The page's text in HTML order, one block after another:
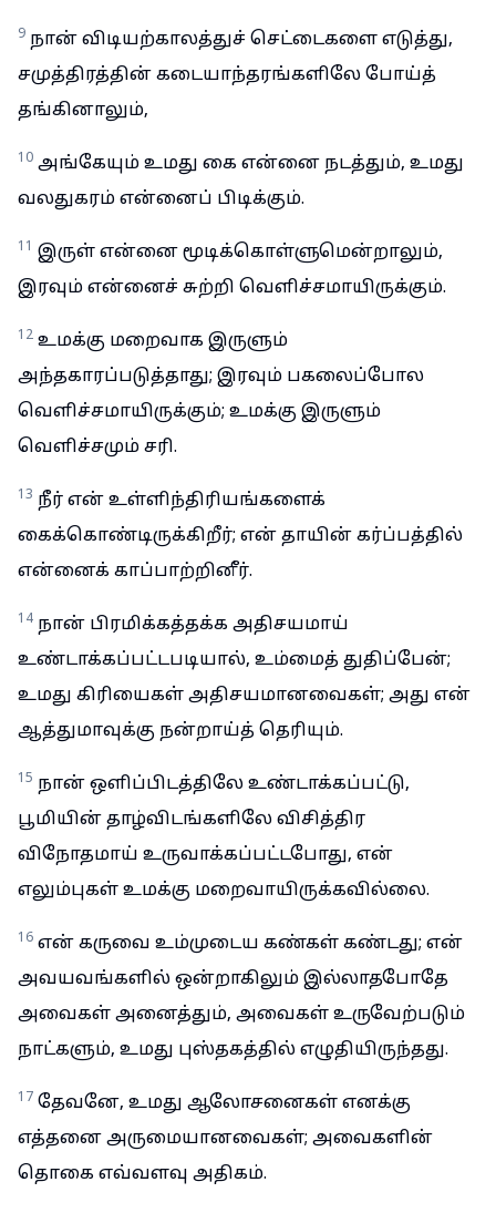
9 நான் விடியற்காலத்துச் செட்டைகளை எடுத்து,
சமுத்திரத்தின் கடையாந்தரங்களிலே போய்த்
தங்கினாலும்,
10 அங்கேயும் உமது கை என்னை நடத்தும், உமது
வலதுகரம் என்னைப் பிடிக்கும்.
11 இருள் என்னை மூடிக்கொள்ளுமென்றாலும்,
இரவும் என்னைச் சுற்றி வெளிச்சமாயிருக்கும்.
12 உமக்கு மறைவாக இருளும்
அந்தகாரப்படுத்தாது; இரவும் பகலைப்போல
வெளிச்சமாயிருக்கும்; உமக்கு இருளும்
வெளிச்சமும் சரி.
13 நீர் என் உள்ளிந்திரியங்களைக்
கைக்கொண்டிருக்கிறீர்; என் தாயின் கர்ப்பத்தில்
என்னைக் காப்பாற்றினீர்.
14 நான் பிரமிக்கத்தக்க அதிசயமாய்
உண்டாக்கப்பட்டபடியால், உம்மைத் துதிப்பேன்;
உமது கிரியைகள் அதிசயமானவைகள்; அது என்
ஆத்துமாவுக்கு நன்றாய்த் தெரியும்.
15 நான் ஒளிப்பிடத்திலே உண்டாக்கப்பட்டு,
பூமியின் தாழ்விடங்களிலே விசித்திர
விநோதமாய் உருவாக்கப்பட்டபோது, என்
எலும்புகள் உமக்கு மறைவாயிருக்கவில்லை.
16 என் கருவை உம்முடைய கண்கள் கண்டது; என்
அவயவங்களில் ஒன்றாகிலும் இல்லாதபோதே
அவைகள் அனைத்தும், அவைகள் உருவேற்படும்
நாட்களும், உமது புஸ்தகத்தில் எழுதியிருந்தது.
17 தேவனே, உமது ஆலோசனைகள் எனக்கு
எத்தனை அருமையானவைகள்; அவைகளின்
தொகை எவ்வளவு அதிகம்.